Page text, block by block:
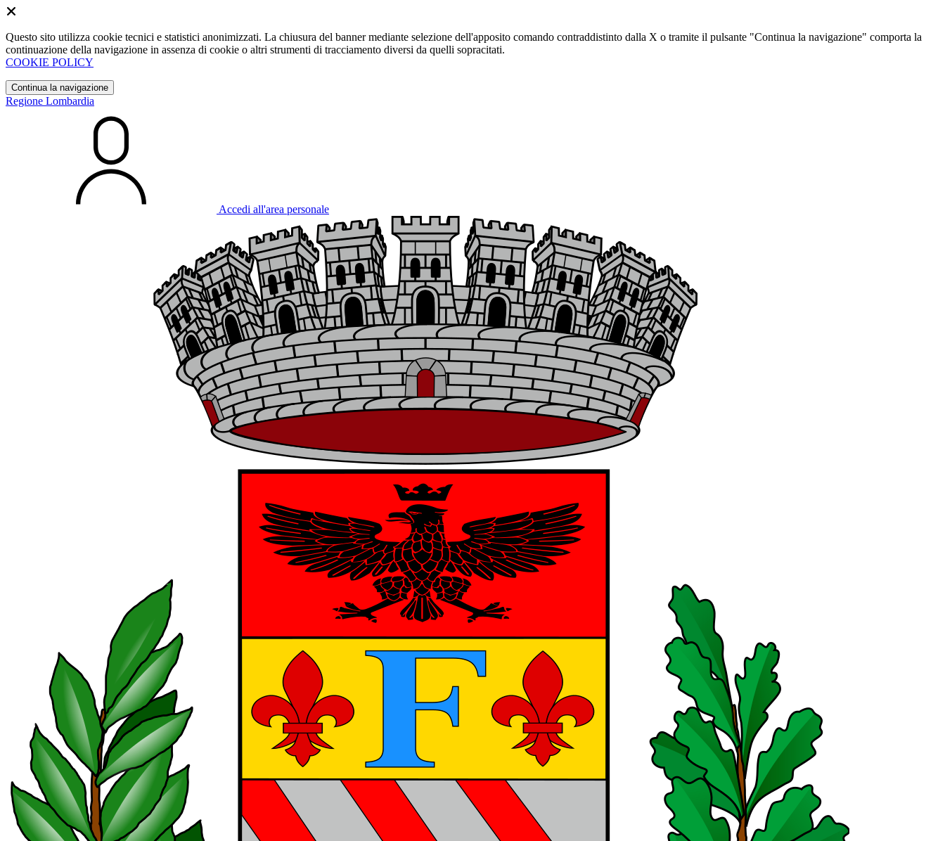
Questo sito utilizza cookie tecnici e statistici anonimizzati. La chiusura del banner mediante selezione dell'apposito comando contraddistinto dalla X o tramite il pulsante "Continua la navigazione" comporta la
continuazione della navigazione in assenza di cookie o altri strumenti di tracciamento diversi da quelli sopracitati.
COOKIE POLICY
Continua la navigazione
Regione Lombardia
Accedi all'area personale